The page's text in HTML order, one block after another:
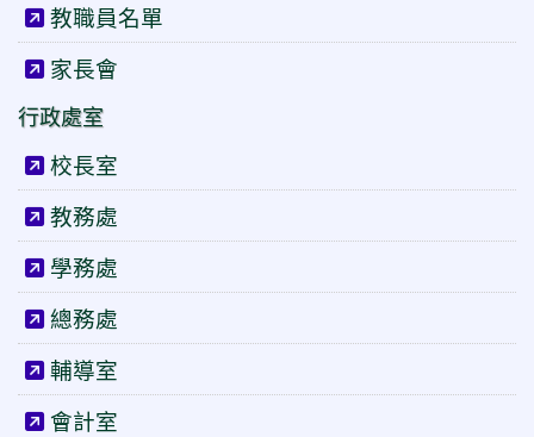
教職員名單
家長會
行政處室
校長室
教務處
學務處
總務處
輔導室
會計室